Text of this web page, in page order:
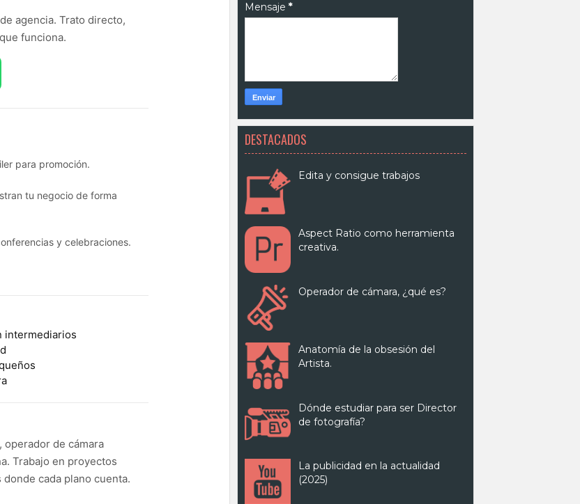
agencia. Trato directo,
funciona.
para promoción.
tu negocio de forma
y celebraciones.
intermediarios
operador de cámara
Trabajo en proyectos
cada plano cuenta.
Mensaje *
DESTACADOS
Edita y consigue trabajos
Aspect Ratio como herramienta
creativa.
Operador de cámara, ¿qué es?
Anatomía de la obsesión del
Artista.
Dónde estudiar para ser Director
de fotografía?
La publicidad en la actualidad
(2025)